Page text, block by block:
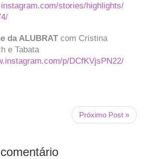
com/stories/highlights/
da ALUBRAT com Cristina
e Tabata
com/p/DCfKVjsPN22/
Próximo Post »